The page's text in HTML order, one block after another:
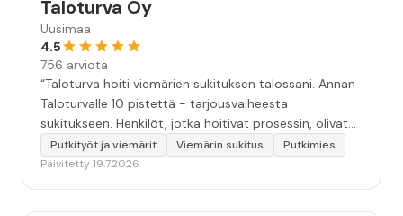
Taloturva Oy
Uusimaa
4.5
756 arviota
“Taloturva hoiti viemärien sukituksen talossani. Annan
Taloturvalle 10 pistettä - tarjousvaiheesta
sukitukseen. Henkilöt, jotka hoitivat prosessin, olivat
ammattitaitoisia ja miellyttäviä. Remontin jälkeen
saamani materiaali tehtävän suorittamisesta oli
Putkityöt ja viemärit Viemärin sukitus
Putkimies
Päivitetty 19.7.2026